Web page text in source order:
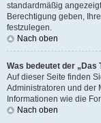
standardmäßig
Berechtigung geben,
festzulegen.
Nach oben
Was bedeutet der „Das
Auf dieser Seite finden
Administratoren und der
Informationen wie die
Nach oben